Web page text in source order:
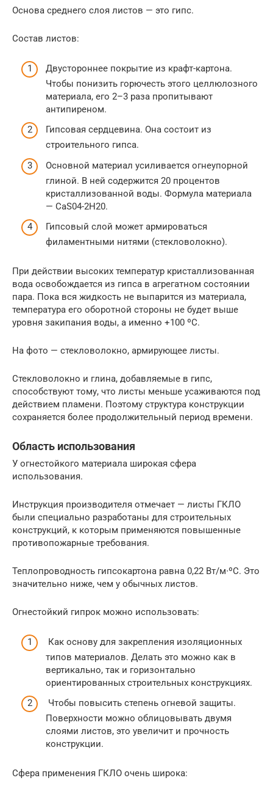
Основа среднего слоя листов — это гипс.
Состав листов:
Двустороннее покрытие из крафт-картона.
Чтобы понизить горючесть этого целлюлозного
материала, его 2–3 раза пропитывают
антипиреном.
Гипсовая сердцевина. Она состоит из
строительного гипса.
Основной материал усиливается огнеупорной
глиной. В ней содержится 20 процентов
кристаллизованной воды. Формула материала
— CaS04-2H20.
Гипсовый слой может армироваться
филаментными нитями (стекловолокно).
При действии высоких температур кристаллизованная
вода освобождается из гипса в агрегатном состоянии
пара. Пока вся жидкость не выпарится из материала,
температура его оборотной стороны не будет выше
уровня закипания воды, а именно +100 ºC.
На фото — стекловолокно, армирующее листы.
Стекловолокно и глина, добавляемые в гипс,
способствуют тому, что листы меньше усаживаются под
действием пламени. Поэтому структура конструкции
сохраняется более продолжительный период времени.
Область использования
У огнестойкого материала широкая сфера
использования.
Инструкция производителя отмечает — листы ГКЛО
были специально разработаны для строительных
конструкций, к которым применяются повышенные
противопожарные требования.
Теплопроводность гипсокартона равна 0,22 Вт/м∙ºС. Это
значительно ниже, чем у обычных листов.
Огнестойкий гипрок можно использовать:
Как основу для закрепления изоляционных
типов материалов. Делать это можно как в
вертикально, так и горизонтально
ориентированных строительных конструкциях.
Чтобы повысить степень огневой защиты.
Поверхности можно облицовывать двумя
слоями листов, это увеличит и прочность
конструкции.
Сфера применения ГКЛО очень широка: